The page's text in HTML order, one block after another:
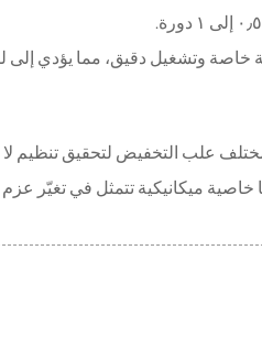
خاصة وتشغيل دقيق، مما يؤدي